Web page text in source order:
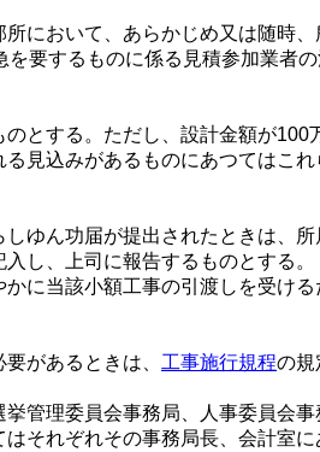
において、あらかじめ又は随時、
要するものに係る見積参加業者の
とする。ただし、設計金額が
見込みがあるものにあつてはこ
ゆん功届が提出されたときは、
し、上司に報告するものとする。
に当該小額工事の引渡しを受ける
があるときは、 工事施行規程の規
管理委員会事務局、人事委員会
それぞれその事務局長、会計室